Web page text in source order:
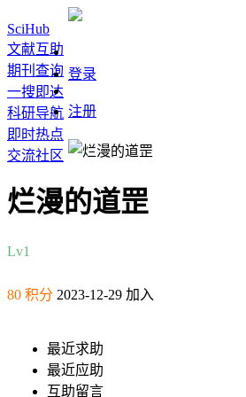
SciHub
文献互助
期刊查询
一搜即达
科研导航
即时热点
交流社区
登录
注册
烂漫的道罡
Lv1
80 积分 2023-12-29 加入
最近求助
最近应助
互助留言